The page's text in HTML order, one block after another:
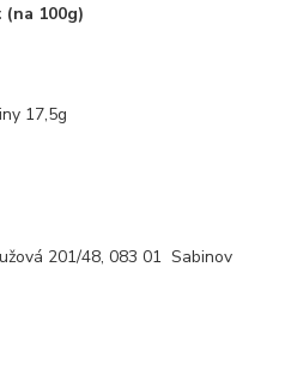
100g)
17,5g
201/48, 083 01 Sabinov